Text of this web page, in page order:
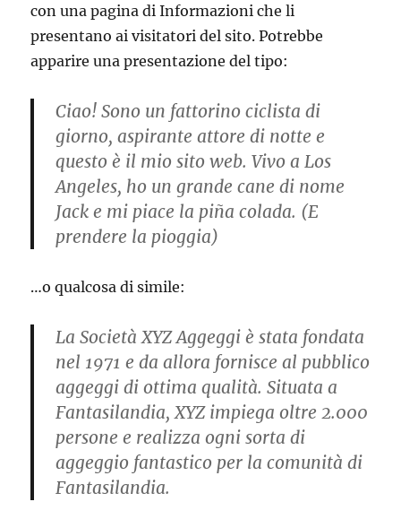
con una pagina di Informazioni che li
presentano ai visitatori del sito. Potrebbe
apparire una presentazione del tipo:
Ciao! Sono un fattorino ciclista di
giorno, aspirante attore di notte e
questo è il mio sito web. Vivo a Los
Angeles, ho un grande cane di nome
Jack e mi piace la piña colada. (E
prendere la pioggia)
…o qualcosa di simile:
La Società XYZ Aggeggi è stata fondata
nel 1971 e da allora fornisce al pubblico
aggeggi di ottima qualità. Situata a
Fantasilandia, XYZ impiega oltre 2.000
persone e realizza ogni sorta di
aggeggio fantastico per la comunità di
Fantasilandia.